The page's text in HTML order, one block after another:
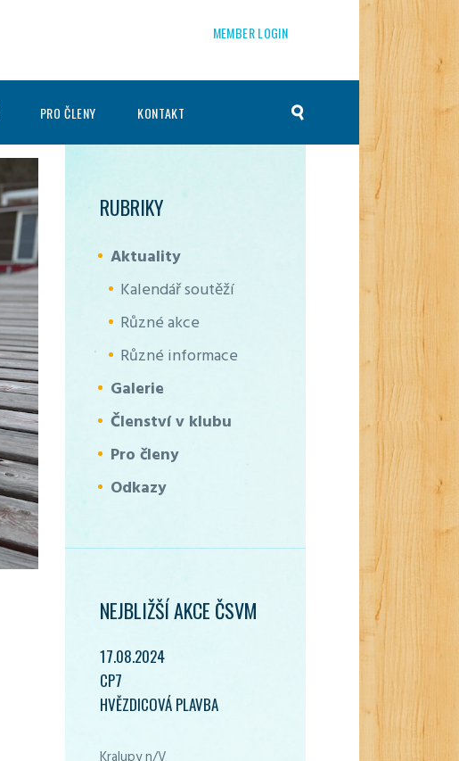
MEMBER LOGIN
PRO ČLENY KONTAKT
RUBRIKY
Aktuality
Kalendář soutěží
Různé akce
Různé informace
Galerie
Členství v klubu
Pro členy
Odkazy
NEJBLIŽŠÍ AKCE ČSVM
17.08.2024
CP7
HVĚZDICOVÁ PLAVBA